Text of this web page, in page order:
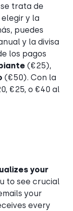
trata de
y la
puedes
y la divisa
los pagos
(€25),
(€50). Con la
€25, o €40 al
your
to see crucial
your
every